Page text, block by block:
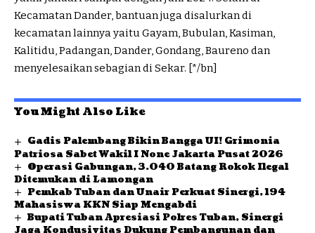
Kecamatan Dander, bantuan juga disalurkan di
kecamatan lainnya yaitu Gayam, Bubulan, Kasiman,
Kalitidu, Padangan, Dander, Gondang, Baureno dan
menyelesaikan sebagian di Sekar. [*/bn]
You Might Also Like
Gadis Palembang Bikin Bangga UI! Grimonia
Patriosa Sabet Wakil I None Jakarta Pusat 2026
Operasi Gabungan, 3.040 Batang Rokok Ilegal
Ditemukan di Lamongan
Pemkab Tuban dan Unair Perkuat Sinergi, 194
Mahasiswa KKN Siap Mengabdi
Bupati Tuban Apresiasi Polres Tuban, Sinergi
Jaga Kondusivitas Dukung Pembangunan dan